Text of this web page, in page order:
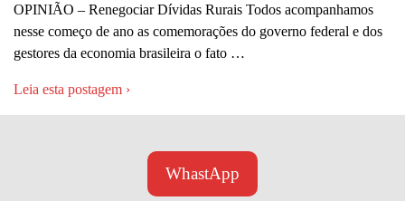
OPINIÃO – Renegociar Dívidas Rurais Todos acompanhamos
nesse começo de ano as comemorações do governo federal e dos
gestores da economia brasileira o fato …
Leia esta postagem ›
WhastApp